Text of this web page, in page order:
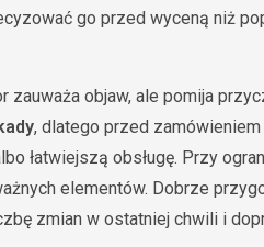
go przed wyceną niż
zauważa objaw, ale pomija
, dlatego przed
łatwiejszą obsługę. Przy
elementów. Dobrze
zmian w ostatniej chwili i